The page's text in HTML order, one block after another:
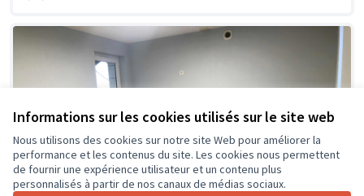
Informations sur les cookies utilisés sur le site web
Nous utilisons des cookies sur notre site Web pour améliorer la
performance et les contenus du site. Les cookies nous permettent
de fournir une expérience utilisateur et un contenu plus
personnalisés à partir de nos canaux de médias sociaux.